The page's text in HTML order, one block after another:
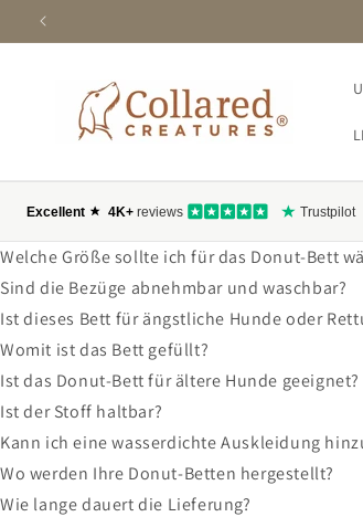
INHALT
SPRINGEN
Welche Größe sollte ich für das Donut-Bett
Sind die Bezüge abnehmbar und waschbar?
Ist dieses Bett für ängstliche Hunde oder
Womit ist das Bett gefüllt?
Ist das Donut-Bett für ältere Hunde geeignet?
Ist der Stoff haltbar?
Kann ich eine wasserdichte Auskleidung
Wo werden Ihre Donut-Betten hergestellt?
Wie lange dauert die Lieferung?